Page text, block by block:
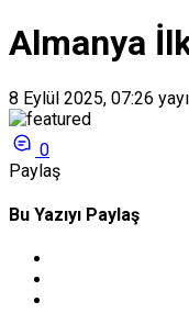
Almanya
8 Eylül 2025, 07:26
0
Paylaş
Bu Yazıyı Paylaş